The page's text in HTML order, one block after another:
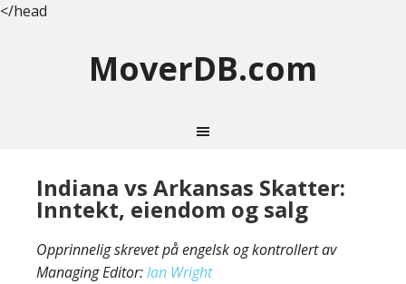
</head
MoverDB.com
Indiana vs Arkansas Skatter:
Inntekt, eiendom og salg
Opprinnelig skrevet på engelsk og kontrollert av
Managing Editor:Ian Wright